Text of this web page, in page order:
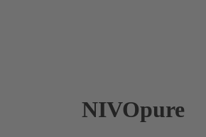
NIVOpure